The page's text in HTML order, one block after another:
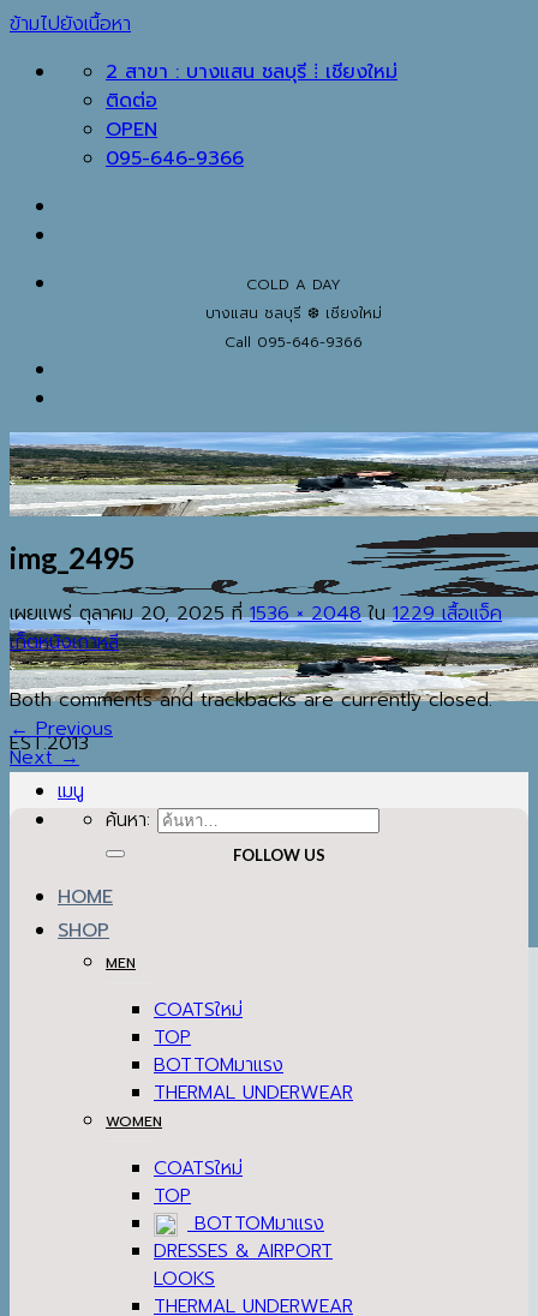
ข้ามไปยังเนื้อหา
2 สาขา : บางแสน ชลบุรี ⁞ เชียงใหม่
ติดต่อ
OPEN
095-646-9366
COLD A DAY
บางแสน ชลบุรี ❆ เชียงใหม่
Call 095-646-9366
EST.2013
เมนู
ค้นหา:
HOME
SHOP
MEN
COATS
TOP
BOTTOM
THERMAL UNDERWEAR
WOMEN
COATS
TOP
BOTTOM
DRESSES & AIRPORT
LOOKS
THERMAL UNDERWEAR
img_2495
เผยแพร่ตุลาคม 20, 2025ที่1536 × 2048ใน1229 เสื้อแจ็ค
เก็ตหนังเกาหลี
Both comments and trackbacks are currently closed.
←Previous
Next→
FOLLOW US